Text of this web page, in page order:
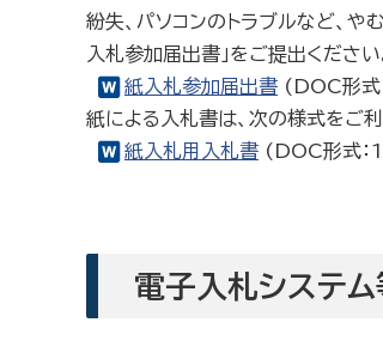
紛失、パソコンのトラブルなど、
入札参加届出書」をご提出ください
紙入札参加届出書 (DOC形式
紙による入札書は、次の様式をご利
紙入札用入札書 (DOC形式：
電子入札システ